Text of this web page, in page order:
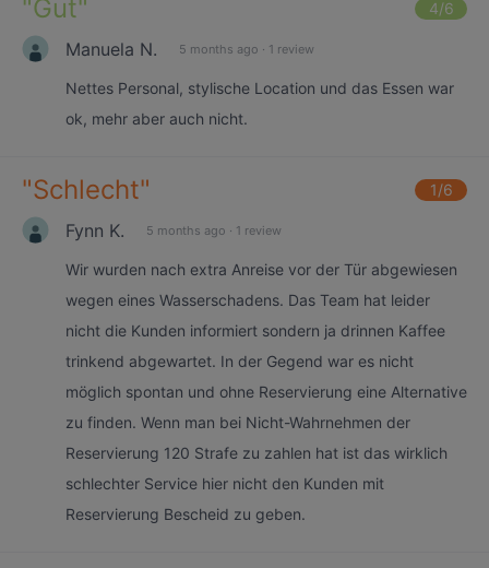
"Gut" 4/6
Manuela N. 5 months ago · 1 review
Nettes Personal, stylische Location und das Essen war
ok, mehr aber auch nicht.
"Schlecht" 1/6
Fynn K. 5 months ago · 1 review
Wir wurden nach extra Anreise vor der Tür abgewiesen
wegen eines Wasserschadens. Das Team hat leider
nicht die Kunden informiert sondern ja drinnen Kaffee
trinkend abgewartet. In der Gegend war es nicht
möglich spontan und ohne Reservierung eine Alternative
zu finden. Wenn man bei Nicht-Wahrnehmen der
Reservierung 120 Strafe zu zahlen hat ist das wirklich
schlechter Service hier nicht den Kunden mit
Reservierung Bescheid zu geben.